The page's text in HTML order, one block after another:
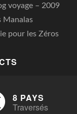
voyage – 2009
Manalas
pour les Zéros
8 PAYS
Traversés